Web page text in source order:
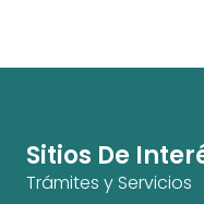
Sitios De
Trámites y Servicios